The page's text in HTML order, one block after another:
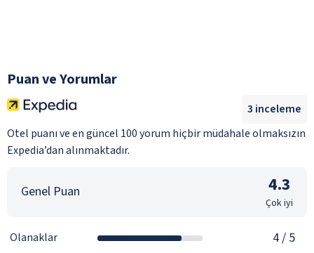
Puan ve Yorumlar
Otel puanı ve en güncel 100 yorum hiçbir müdahale olmaksızın
Expedia’dan alınmaktadır.
3 inceleme
Genel Puan 4.3
Çok iyi
Olanaklar 4/ 5